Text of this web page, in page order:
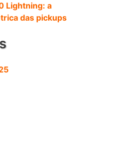
Lightning: a
das pickups